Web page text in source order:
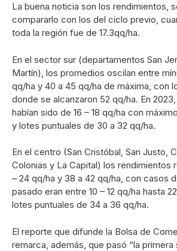
La buena noticia son los rendimientos,
compararlo con los del ciclo previo,
toda la región fue de 17.3qq/ha.
En el sector sur (departamentos San
Martín), los promedios oscilan entre
qq/ha y 40 a 45 qq/ha de máxima, con
donde se alcanzaron 52 qq/ha. En
habían sido de 16 – 18 qq/ha con
y lotes puntuales de 30 a 32 qq/ha.
En el centro (San Cristóbal, San Justo,
Colonias y La Capital) los rendimientos
– 24 qq/ha y 38 a 42 qq/ha, con casos
pasado eran entre 10 – 12 qq/ha hasta
lotes puntuales de 34 a 36 qq/ha.
El reporte que difunde la Bolsa de
remarca, además, que pasó “la primera